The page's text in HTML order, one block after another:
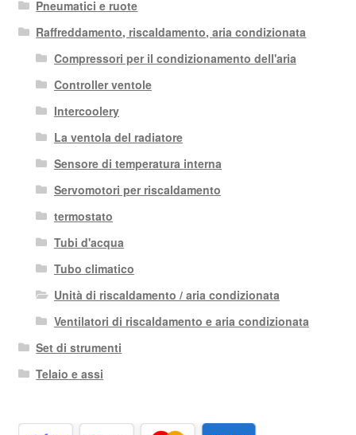
Pneumatici e ruote
Raffreddamento, riscaldamento, aria condizionata
Compressori per il condizionamento dell'aria
Controller ventole
Intercoolery
La ventola del radiatore
Sensore di temperatura interna
Servomotori per riscaldamento
termostato
Tubi d'acqua
Tubo climatico
Unità di riscaldamento / aria condizionata
Ventilatori di riscaldamento e aria condizionata
Set di strumenti
Telaio e assi